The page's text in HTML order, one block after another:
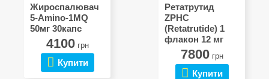
Жироспалювач
5-Amino-1MQ
50мг 30капс
4100грн
Купити
Ретатрутид
ZPHC
(Retatrutide) 1
флакон 12 мг
7800грн
Купити